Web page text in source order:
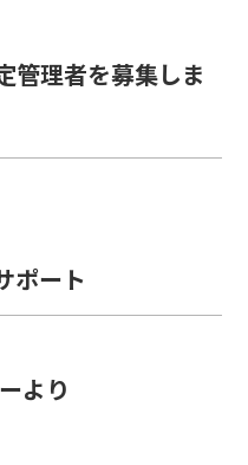
管理者を募集しま
ポート
より